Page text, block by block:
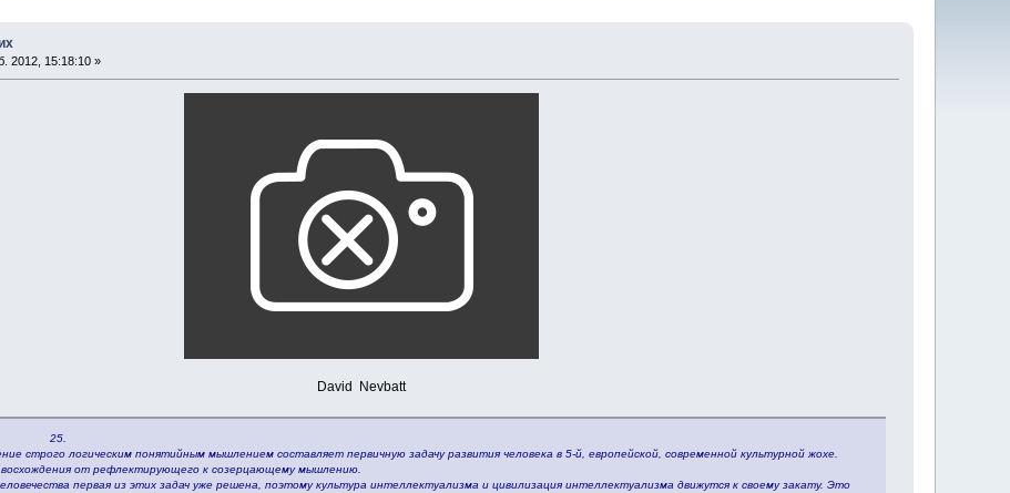
2012, 15:18:10 »
David Nevbatt
строго логическим понятийным мышлением составляет первичную задачу развития человека в 5-й, европейской, современной культурной жохе.
восхождения от рефлектирующего к созерцающему мышлению.
первая из этих задач уже решена, поэтому культура интеллектуализма и цивилизация интеллектуализма движутся к своему закату. Это